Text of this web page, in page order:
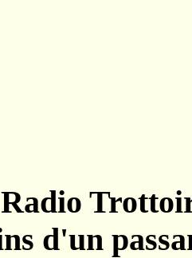
Trottoir